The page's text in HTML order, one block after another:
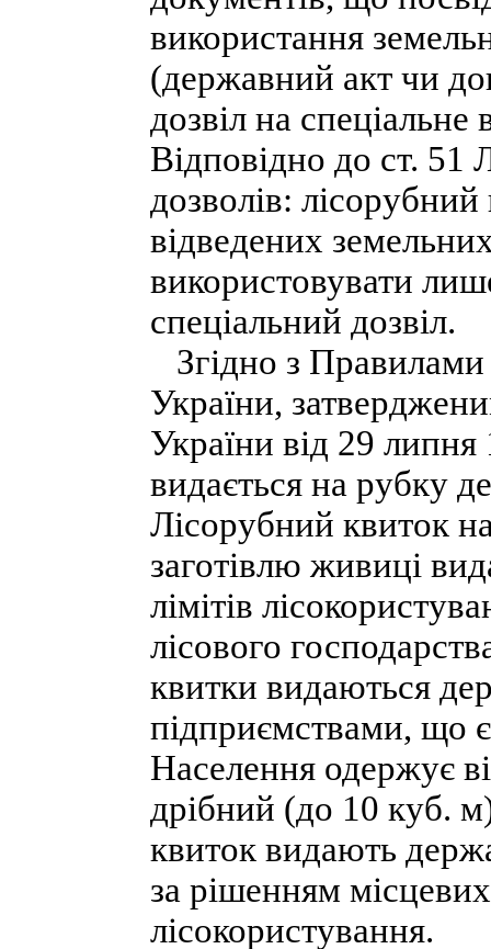
використання
(державний акт чи
дозвіл на спеціальне
Відповідно до ст. 51
дозволів:
відведених
використовувати
спеціальний дозвіл.
Згідно з Правилами
України,
України від 29
видається на рубку
Лісорубний квиток
заготівлю живиці
лімітів
лісового
квитки видаються
підприємствами, що
Населення одержує
дрібний (до 10 куб.
квиток видають
за рішенням
лісокористування.